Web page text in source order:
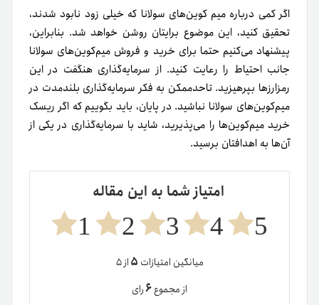
اگر کمی درباره میم کوین‌های سولانا که خیلی زود نابود شدند،
تحقیق کنید، این موضوع برایتان روشن خواهد شد. بنابراین،
پیشنهاد می‌کنیم حتما برای خرید و فروش میم‌کوین‌های سولانا
جانب احتیاط را رعایت کنید. از سرمایه‌گذاری هنگفت در این
رمزارزها بپرهیزید. تاحدممکن به‌ فکر سرمایه‌گذاری بلندمدت در
میم‌کوین‌های سولانا نباشید. در پایان، باید بگوییم که اگر ریسک
خرید میم‌کوین‌ها را می‌پذیرید، شاید با سرمایه‌گذاری در یکی از
آن‌ها به اهدافتان برسید.
امتیاز شما به این مقاله
5
4
3
2
1
میانگین امتیازات ۵از ۵
از مجموع۶رای